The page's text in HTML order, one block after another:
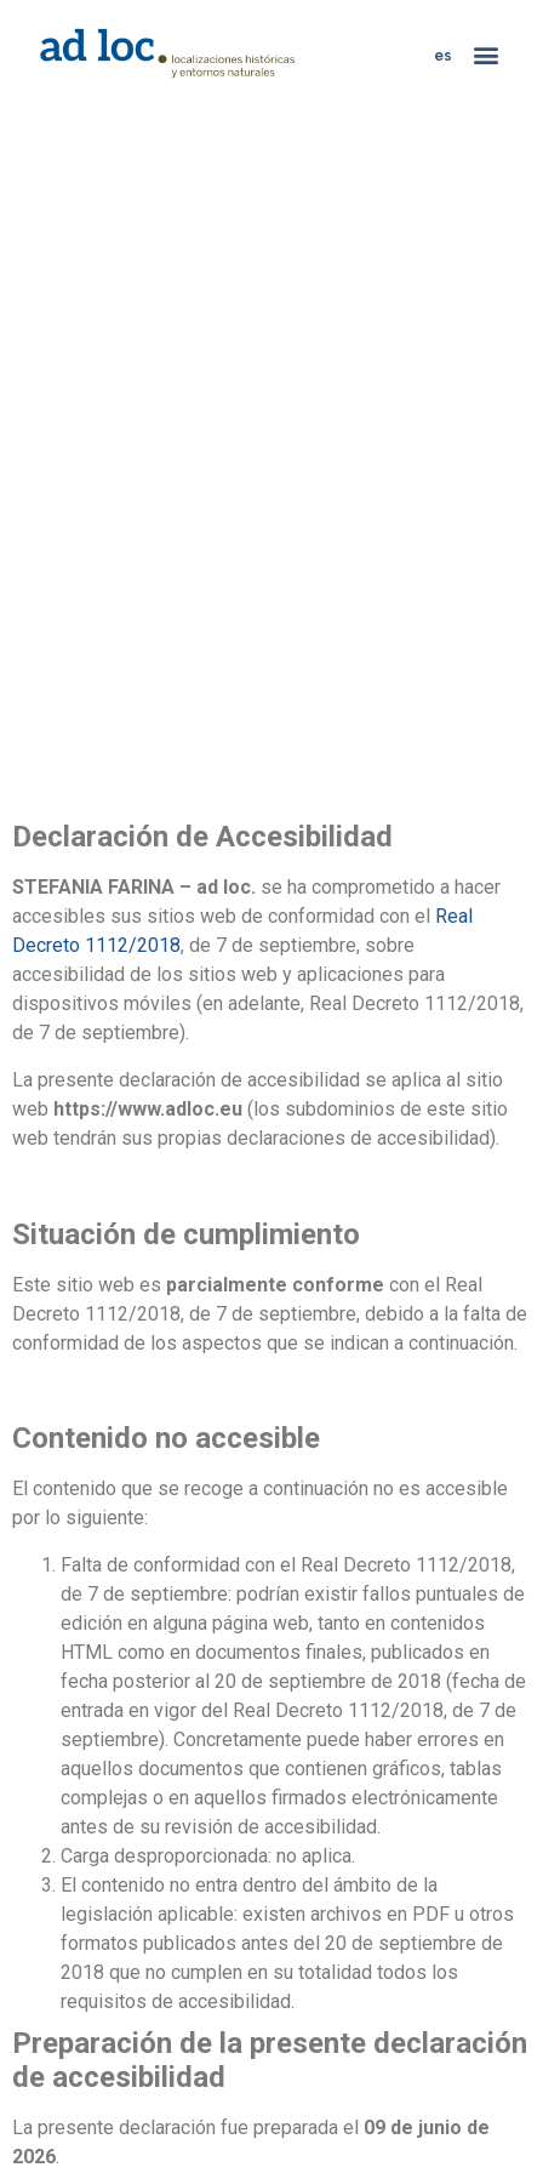
es
Declaración de Accesibilidad
STEFANIA FARINA – ad loc. se ha comprometido a hacer
accesibles sus sitios web de conformidad con el
Real
Decreto 1112/2018, de 7 de septiembre, sobre
accesibilidad de los sitios web y aplicaciones para
dispositivos móviles (en adelante, Real Decreto 1112/2018,
de 7 de septiembre).
La presente declaración de accesibilidad se aplica al sitio
web https://www.adloc.eu (los subdominios de este sitio
web tendrán sus propias declaraciones de accesibilidad).
Situación de cumplimiento
Este sitio web es parcialmente conforme con el Real
Decreto 1112/2018, de 7 de septiembre, debido a la falta de
conformidad de los aspectos que se indican a continuación.
Contenido no accesible
El contenido que se recoge a continuación no es accesible
por lo siguiente:
Falta de conformidad con el Real Decreto 1112/2018,
de 7 de septiembre: podrían existir fallos puntuales de
edición en alguna página web, tanto en contenidos
HTML como en documentos finales, publicados en
fecha posterior al 20 de septiembre de 2018 (fecha de
entrada en vigor del Real Decreto 1112/2018, de 7 de
septiembre). Concretamente puede haber errores en
aquellos documentos que contienen gráficos, tablas
complejas o en aquellos firmados electrónicamente
antes de su revisión de accesibilidad.
Carga desproporcionada: no aplica.
El contenido no entra dentro del ámbito de la
legislación aplicable: existen archivos en PDF u otros
formatos publicados antes del 20 de septiembre de
2018 que no cumplen en su totalidad todos los
requisitos de accesibilidad.
Preparación de la presente declaración
de accesibilidad
La presente declaración fue preparada el 09 de junio de
2026